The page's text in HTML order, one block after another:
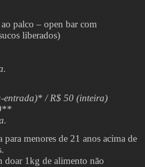
palco – open bar com
liberados)
entrada)* / R$ 50 (inteira)
menores de 21 anos acima de
1kg de alimento não